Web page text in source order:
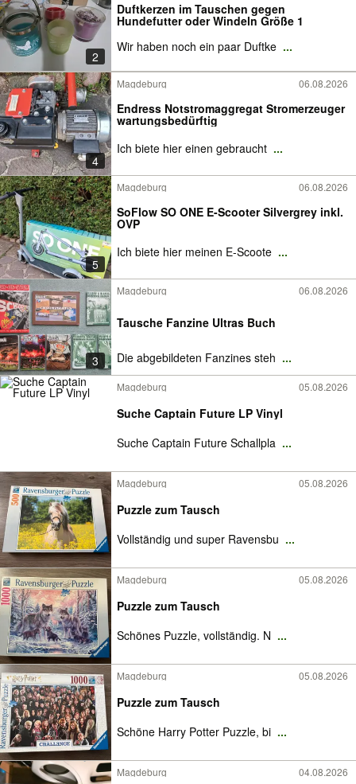
2
Duftkerzen im Tauschen gegen
Hundefutter oder Windeln Größe 1
Wir haben noch ein paar Duftke ...
4
Magdeburg 06.08.2026
Endress Notstromaggregat Stromerzeuger
wartungsbedürftig
Ich biete hier einen gebraucht ...
5
Magdeburg 06.08.2026
SoFlow SO ONE E-Scooter Silvergrey inkl.
OVP
Ich biete hier meinen E-Scoote ...
3
Magdeburg 06.08.2026
Tausche Fanzine Ultras Buch
Die abgebildeten Fanzines steh ...
Magdeburg 05.08.2026
Suche Captain Future LP Vinyl
Suche Captain Future Schallpla ...
Magdeburg 05.08.2026
Puzzle zum Tausch
Vollständig und super Ravensbu ...
Magdeburg 05.08.2026
Puzzle zum Tausch
Schönes Puzzle, vollständig. N ...
Magdeburg 05.08.2026
Puzzle zum Tausch
Schöne Harry Potter Puzzle, bi ...
Magdeburg 04.08.2026